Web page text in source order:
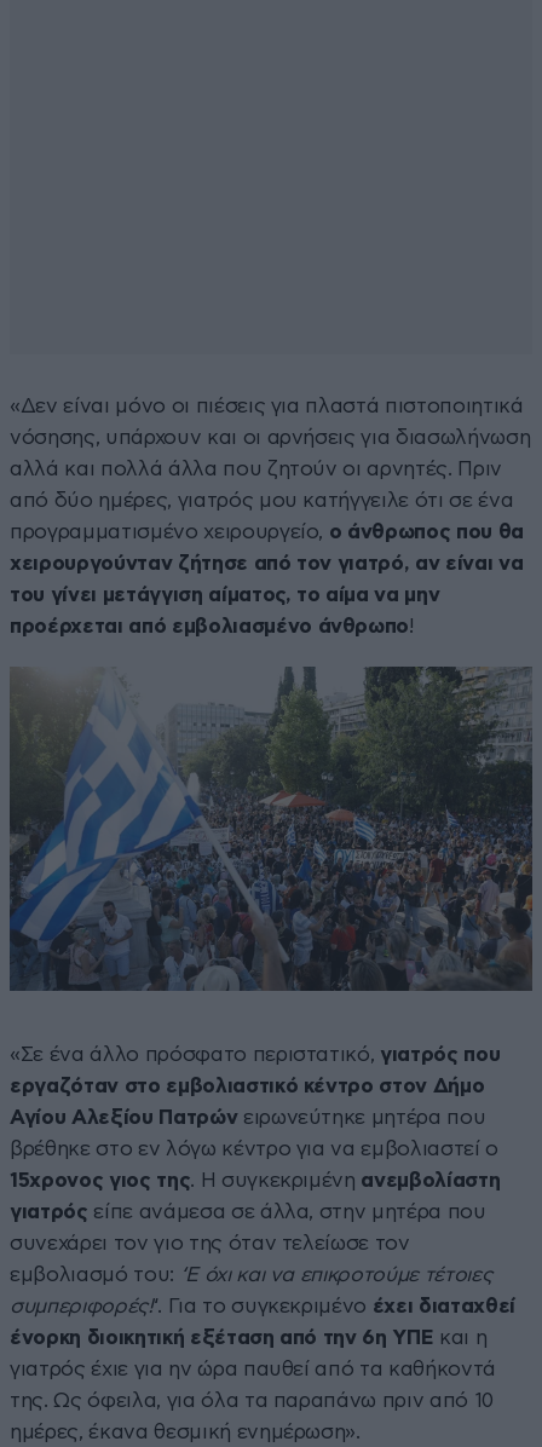
«Δεν είναι μόνο οι πιέσεις για πλαστά πιστοποιητικά
νόσησης, υπάρχουν και οι αρνήσεις για διασωλήνωση
αλλά και πολλά άλλα που ζητούν οι αρνητές. Πριν
από δύο ημέρες, γιατρός μου κατήγγειλε ότι σε ένα
προγραμματισμένο χειρουργείο, ο άνθρωπος που θα
χειρουργούνταν ζήτησε από τον γιατρό, αν είναι να
του γίνει μετάγγιση αίματος, το αίμα να μην
προέρχεται από εμβολιασμένο άνθρωπο!
«Σε ένα άλλο πρόσφατο περιστατικό, γιατρός που
εργαζόταν στο εμβολιαστικό κέντρο στον Δήμο
Αγίου Αλεξίου Πατρώνειρωνεύτηκε μητέρα που
βρέθηκε στο εν λόγω κέντρο για να εμβολιαστεί ο
15χρονος γιος της. Η συγκεκριμένη ανεμβολίαστη
γιατρός είπε ανάμεσα σε άλλα, στην μητέρα που
συνεχάρει τον γιο της όταν τελείωσε τον
εμβολιασμό του: ‘Ε όχι και να επικροτούμε τέτοιες
συμπεριφορές!‘. Για το συγκεκριμένο έχει διαταχθεί
ένορκη διοικητική εξέταση από την 6η ΥΠΕ και η
γιατρός έχιε για ην ώρα παυθεί από τα καθήκοντά
της. Ως όφειλα, για όλα τα παραπάνω πριν από 10
ημέρες, έκανα θεσμική ενημέρωση».